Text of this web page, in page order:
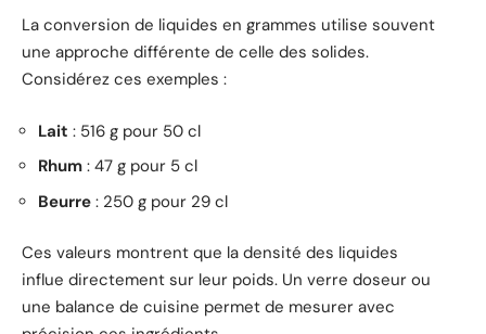
La conversion de liquides en grammes utilise souvent
une approche différente de celle des solides.
Considérez ces exemples :
Lait : 516 g pour 50 cl
Rhum : 47 g pour 5 cl
Beurre : 250 g pour 29 cl
Ces valeurs montrent que la densité des liquides
influe directement sur leur poids. Un verre doseur ou
une balance de cuisine permet de mesurer avec